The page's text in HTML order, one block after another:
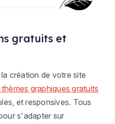
gratuits et
création de votre site
graphiques gratuits
et responsives. Tous
s'adapter sur